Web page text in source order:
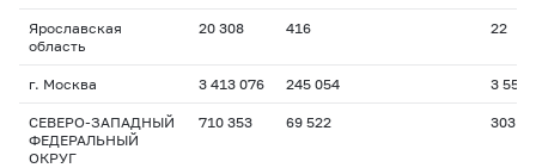
Ярославская
область
20 308 416 22
г. Москва 3 413 076 245 054 3 551
СЕВЕРО-ЗАПАДНЫЙ
ФЕДЕРАЛЬНЫЙ
ОКРУГ
710 353 69 522 303